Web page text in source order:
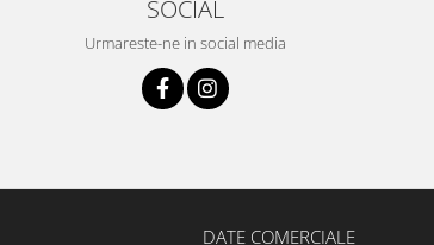
SOCIAL
Urmareste-ne in social media
DATE COMERCIALE